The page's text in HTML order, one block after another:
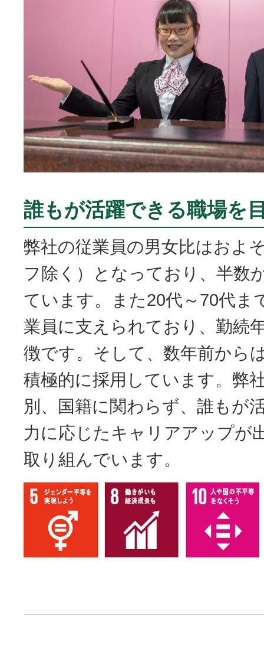
誰もが活躍できる職場を
弊社の従業員の男女比はおよ
フ除く）となっており、半数
ています。また20代～70代ま
業員に支えられており、勤続
徴です。そして、数年前から
積極的に採用しています。弊
別、国籍に関わらず、誰もが
力に応じたキャリアアップが
取り組んでいます。